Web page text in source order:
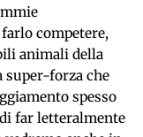
competere,
animali della
super-forza che
spesso
far letteralmente